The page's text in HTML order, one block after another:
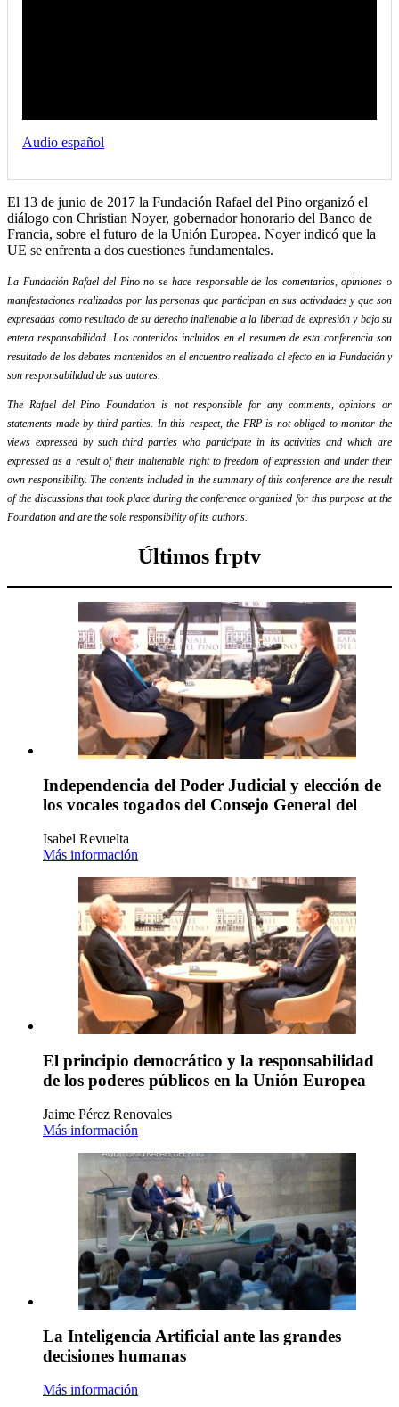
Audio español
El 13 de junio de 2017 la Fundación Rafael del Pino organizó el
diálogo con Christian Noyer, gobernador honorario del Banco de
Francia, sobre el futuro de la Unión Europea. Noyer indicó que la
UE se enfrenta a dos cuestiones fundamentales.
La Fundación Rafael del Pino no se hace responsable de los comentarios, opiniones o
manifestaciones realizados por las personas que participan en sus actividades y que son
expresadas como resultado de su derecho inalienable a la libertad de expresión y bajo su
entera responsabilidad. Los contenidos incluidos en el resumen de esta conferencia son
resultado de los debates mantenidos en el encuentro realizado al efecto en la Fundación y
son responsabilidad de sus autores.
The Rafael del Pino Foundation is not responsible for any comments, opinions or
statements made by third parties. In this respect, the FRP is not obliged to monitor the
views expressed by such third parties who participate in its activities and which are
expressed as a result of their inalienable right to freedom of expression and under their
own responsibility. The contents included in the summary of this conference are the result
of the discussions that took place during the conference organised for this purpose at the
Foundation and are the sole responsibility of its authors.
Últimos frptv
Independencia del Poder Judicial y elección de
los vocales togados del Consejo General del
Isabel Revuelta
Más información
El principio democrático y la responsabilidad
de los poderes públicos en la Unión Europea
Jaime Pérez Renovales
Más información
La Inteligencia Artificial ante las grandes
decisiones humanas
Más información